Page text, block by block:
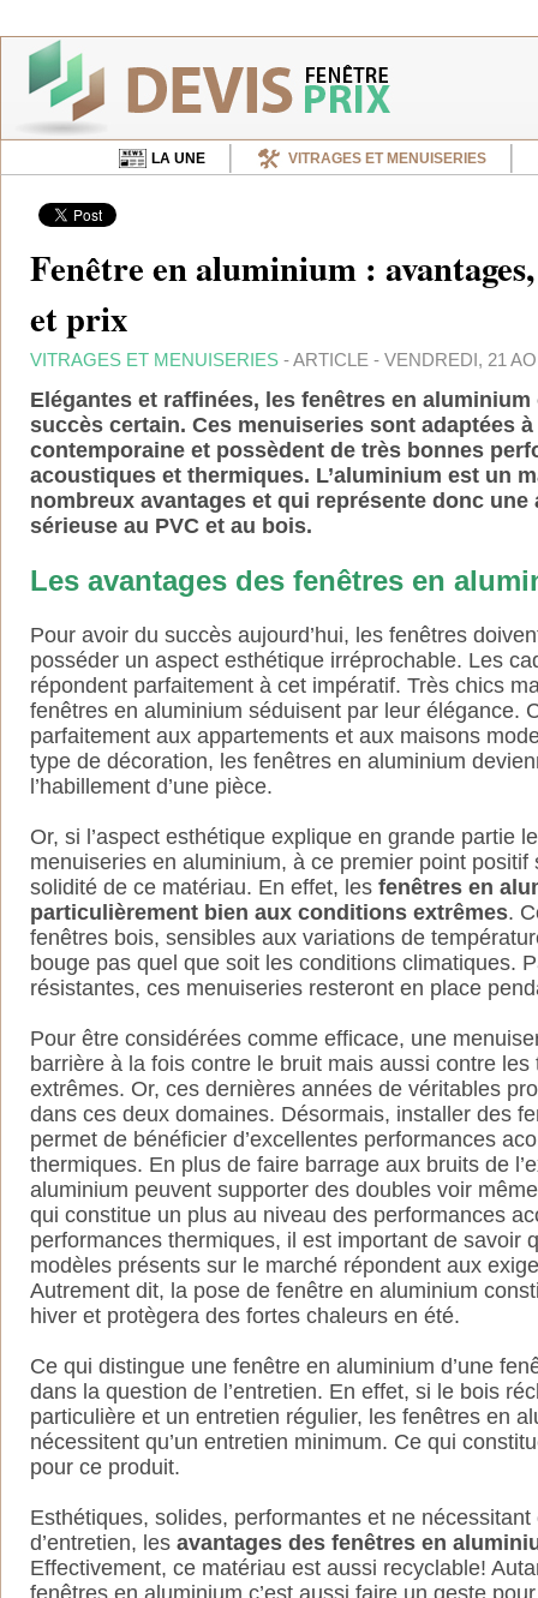
LA UNE VITRAGES ET MENUISERIES
Fenêtre en aluminium :
et prix
VITRAGES ET MENUISERIES - ARTICLE - VENDREDI, 21
Elégantes et raffinées, les fenêtres en
succès certain. Ces menuiseries sont adaptées
contemporaine et possèdent de très bonnes
acoustiques et thermiques. L’aluminium est un
nombreux avantages et qui représente donc une
sérieuse au PVC et au bois.
Les avantages des fenêtres en
Pour avoir du succès aujourd’hui, les fenêtres
posséder un aspect esthétique irréprochable. Les
répondent parfaitement à cet impératif. Très chics
fenêtres en aluminium séduisent par leur élégance.
parfaitement aux appartements et aux maisons
type de décoration, les fenêtres en aluminium
l’habillement d’une pièce.
Or, si l’aspect esthétique explique en grande partie
menuiseries en aluminium, à ce premier point positif
solidité de ce matériau. En effet, les fenêtres en
particulièrement bien aux conditions extrêmes.
fenêtres bois, sensibles aux variations de
bouge pas quel que soit les conditions climatiques.
résistantes, ces menuiseries resteront en place
Pour être considérées comme efficace, une
barrière à la fois contre le bruit mais aussi contre les
extrêmes. Or, ces dernières années de véritables
dans ces deux domaines. Désormais, installer des
permet de bénéficier d’excellentes performances
thermiques. En plus de faire barrage aux bruits de
aluminium peuvent supporter des doubles voir
qui constitue un plus au niveau des performances
performances thermiques, il est important de savoir
modèles présents sur le marché répondent aux
Autrement dit, la pose de fenêtre en aluminium
hiver et protègera des fortes chaleurs en été.
Ce qui distingue une fenêtre en aluminium d’une
dans la question de l’entretien. En effet, si le bois
particulière et un entretien régulier, les fenêtres en
nécessitent qu’un entretien minimum. Ce qui
pour ce produit.
Esthétiques, solides, performantes et ne nécessitant
d’entretien, les avantages des fenêtres en
Effectivement, ce matériau est aussi recyclable!
fenêtres en aluminium c’est aussi faire un geste